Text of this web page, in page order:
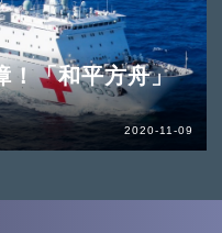
！「和平方舟」
2020-11-09